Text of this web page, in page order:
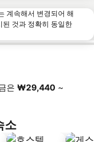
계속해서 변경되어 해
된 것과 정확히 동일한
은 ‎₩29,440 ~
소